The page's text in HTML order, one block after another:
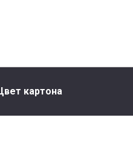
картона